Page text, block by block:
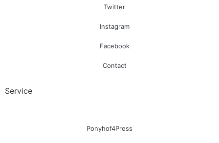
Twitter
Instagram
Facebook
Contact
Service
Ponyhof4Press